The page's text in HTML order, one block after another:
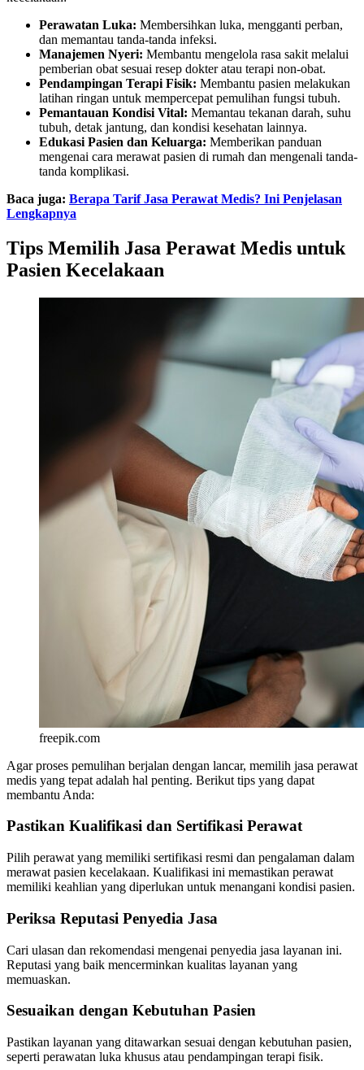
Perawatan Luka: Membersihkan luka, mengganti perban,
dan memantau tanda-tanda infeksi.
Manajemen Nyeri: Membantu mengelola rasa sakit melalui
pemberian obat sesuai resep dokter atau terapi non-obat.
Pendampingan Terapi Fisik: Membantu pasien melakukan
latihan ringan untuk mempercepat pemulihan fungsi tubuh.
Pemantauan Kondisi Vital: Memantau tekanan darah, suhu
tubuh, detak jantung, dan kondisi kesehatan lainnya.
Edukasi Pasien dan Keluarga: Memberikan panduan
mengenai cara merawat pasien di rumah dan mengenali tanda-
tanda komplikasi.
Baca juga: Berapa Tarif Jasa Perawat Medis? Ini Penjelasan
Lengkapnya
Tips Memilih Jasa Perawat Medis untuk
Pasien Kecelakaan
freepik.com
Agar proses pemulihan berjalan dengan lancar, memilih jasa perawat
medis yang tepat adalah hal penting. Berikut tips yang dapat
membantu Anda:
Pastikan Kualifikasi dan Sertifikasi Perawat
Pilih perawat yang memiliki sertifikasi resmi dan pengalaman dalam
merawat pasien kecelakaan. Kualifikasi ini memastikan perawat
memiliki keahlian yang diperlukan untuk menangani kondisi pasien.
Periksa Reputasi Penyedia Jasa
Cari ulasan dan rekomendasi mengenai penyedia jasa layanan ini.
Reputasi yang baik mencerminkan kualitas layanan yang
memuaskan.
Sesuaikan dengan Kebutuhan Pasien
Pastikan layanan yang ditawarkan sesuai dengan kebutuhan pasien,
seperti perawatan luka khusus atau pendampingan terapi fisik.